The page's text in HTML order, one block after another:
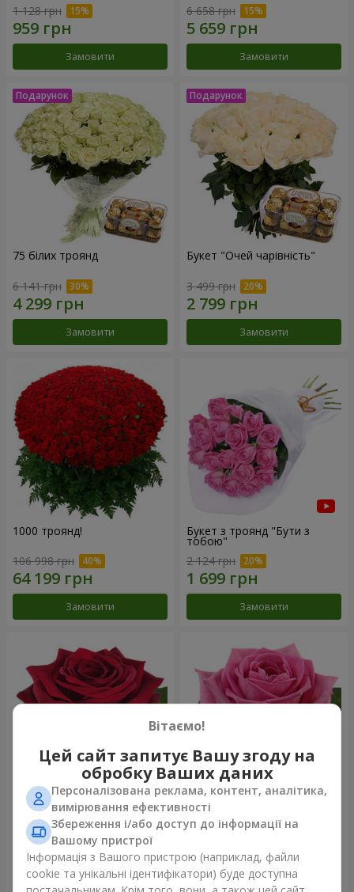
1 128 грн
Замовити
6 658 грн
Замовити
75 білих троянд
6 141 грн
Замовити
Букет "Очей чарівність"
3 499 грн
Замовити
1000 троянд!
106 998 грн
Замовити
Букет з троянд "Бути з
тобою"
2 124 грн
Замовити
Червона троянда
(поштучно)
Замовити
Рожева троянда (поштучно)
Замовити
Вітаємо!
Цей сайт запитує Вашу згоду на
обробку Ваших даних
Персоналізована реклама, контент, аналітика,
вимірювання ефективності
Збереження і/або доступ до інформації на
Вашому пристрої
Інформація з Вашого пристрою (наприклад, файли
cookie та унікальні ідентифікатори) буде доступна